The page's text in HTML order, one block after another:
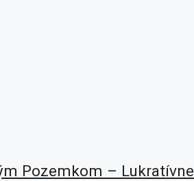
Pozemkom – Lukratívne